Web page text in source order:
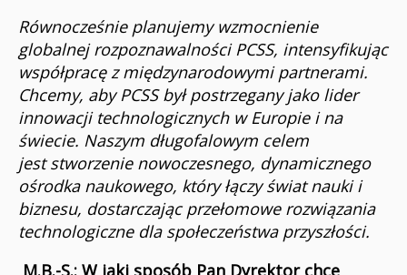
Równocześnie planujemy wzmocnienie
globalnej rozpoznawalności PCSS, intensyfikując
współpracę z międzynarodowymi partnerami.
Chcemy, aby PCSS był postrzegany jako lider
innowacji technologicznych w Europie i na
świecie. Naszym długofalowym celem
jest stworzenie nowoczesnego, dynamicznego
ośrodka naukowego, który łączy świat nauki i
biznesu, dostarczając przełomowe rozwiązania
technologiczne dla społeczeństwa przyszłości.